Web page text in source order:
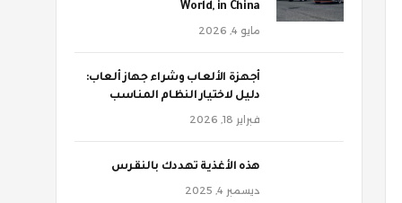
World, in China
مايو 4, 2026
أجهزة الألعاب وشراء جهاز ألعاب:
دليل لاختيار النظام المناسب
فبراير 18, 2026
‫هذه الأغذية تهددك بالنقرس
ديسمبر 4, 2025